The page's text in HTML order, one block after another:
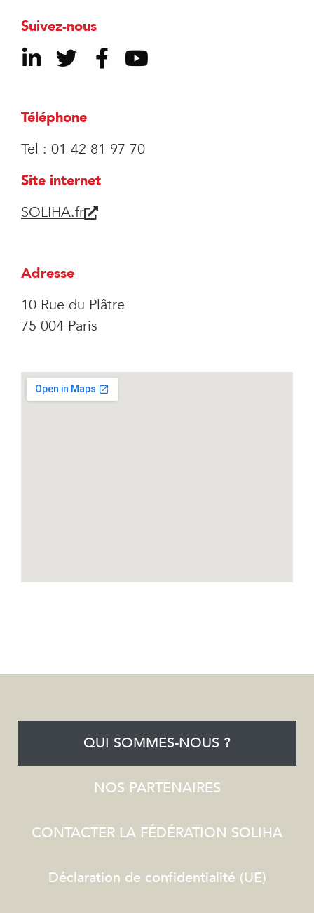
Suivez-nous
Téléphone
Tel : 01 42 81 97 70
Site internet
SOLIHA.fr
Adresse
10 Rue du Plâtre
75 004 Paris
QUI SOMMES-NOUS ?
NOS PARTENAIRES
CONTACTER LA FÉDÉRATION SOLIHA
Déclaration de confidentialité (UE)